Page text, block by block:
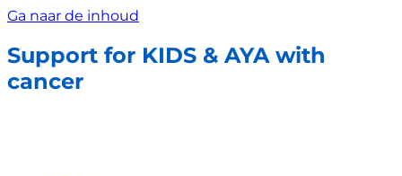
Ga naar de inhoud
Support for KIDS & AYA with
cancer